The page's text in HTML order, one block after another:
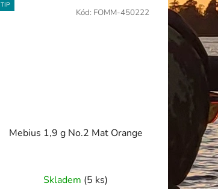
TIP
Mebius 1,9 g No.2 Mat Orange
Skladem (5 ks)
Kód: FOMM-450222